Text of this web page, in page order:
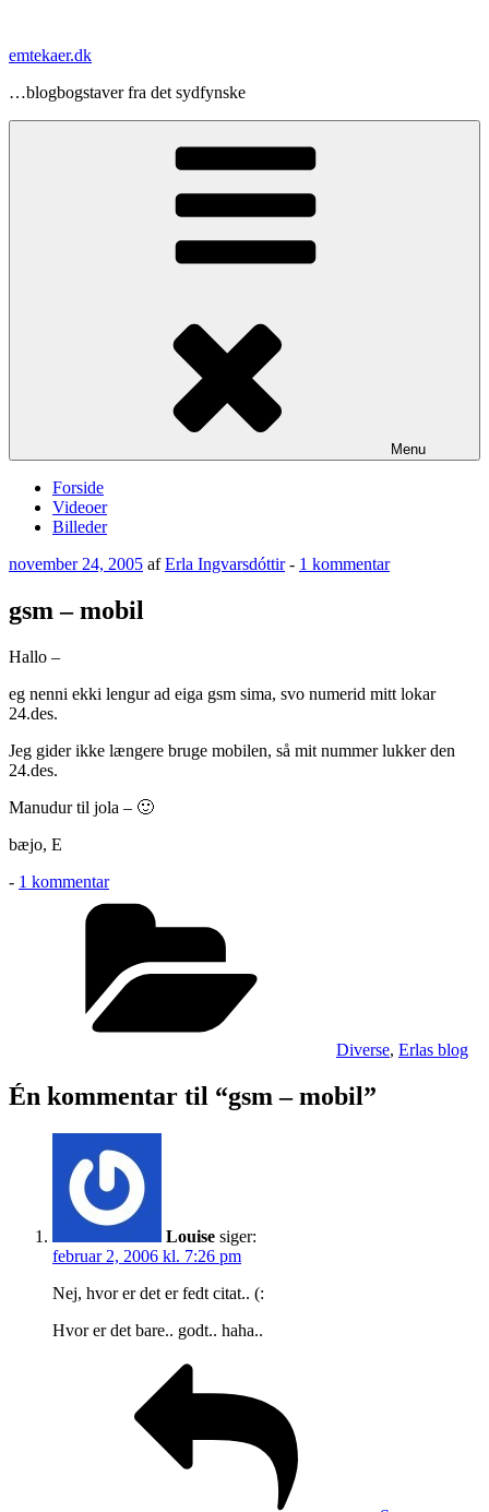
indhold
emtekaer.dk
…blogbogstaver fra det sydfynske
Menu
Forside
Videoer
Billeder
Udgivet
november 24, 2005 afErla Ingvarsdóttir- 1 kommentartil
gsm – mobil
Hallo –
eg nenni ekki lengur ad eiga gsm sima, svo numerid mitt lokar
24.des.
Jeg gider ikke længere bruge mobilen, så mit nummer lukker den
24.des.
Manudur til jola – 🙂
bæjo, E
- 1 kommentartil
gsm
Diverse, Erlas blog
Én kommentar til “gsm – mobil”
Louise siger:
februar 2, 2006 kl. 7:26 pm
Nej, hvor er det er fedt citat.. (:
Hvor er det bare.. godt.. haha..